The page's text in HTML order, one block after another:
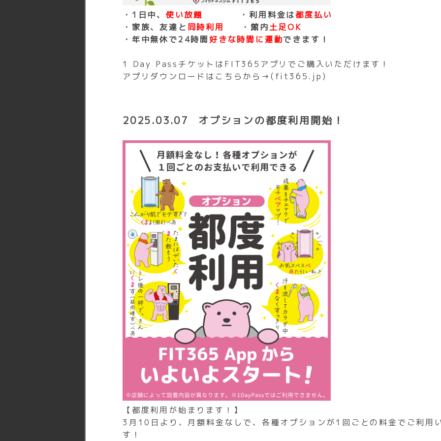
センター
0570-030-365
※コールセンターの受付時間は土日祝日を除く10:00-20:00までとなります。
お電話の受付はコールセンターでのみ行っております。上記電話番号以外の
Googleマップで見る
アカウント
・1日中、 使い放題 ・利用料金は都度払い
・家族、友達と 同時利用 ・館内土足OK
・年中無休で24時間好きな時間に運動できます！
1 Day PassチケットはFIT365アプリでご購入いただけます！
アプリダウンロードはこちらから→ (fit365.jp)
2025.03.07 オプションの都度利用開始！
【都度利用が始まります！】
3月10日より、月額料金なしで、各種オプションが1回ごとの料金でご利用
す！